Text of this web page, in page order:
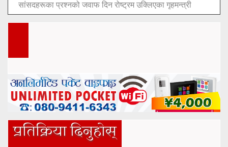
मन्त्री सिता बादीले महिला र पुरुषबीच स्थायी विभाजन सिर्जना गर्न वा
लैंगिक असमानतालाई प्रोत्साहन गर्ने सरकारी नीति नभएको बताए
प्रतिक्रिया दिनुहोस्